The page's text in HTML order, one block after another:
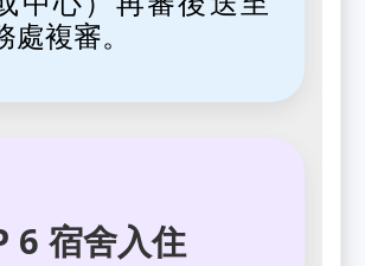
處複審。
6 宿舍入住